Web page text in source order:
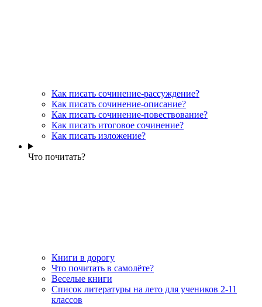
Как писать сочинение-рассуждение?
Как писать сочинение-описание?
Как писать сочинение-повествование?
Как писать итоговое сочинение?
Как писать изложение?
Что почитать?
Книги в дорогу
Что почитать в самолёте?
Веселые книги
Cписок литературы на лето для учеников 2-11
классов